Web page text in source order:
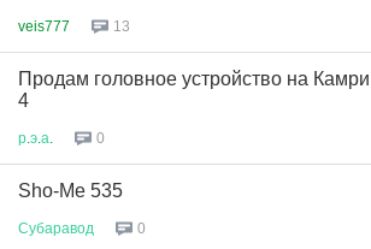
veis777 13
Продам головное устройство на
4
р э а 0
Sho-Me 535
Субаравод 0